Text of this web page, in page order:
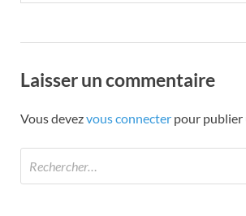
Laisser un commentaire
Vous devezvous connecter pour publier